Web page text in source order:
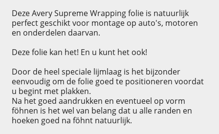
Deze Avery Supreme Wrapping folie is natuurlijk
perfect geschikt voor montage op auto's, motoren
en onderdelen daarvan.
Deze folie kan het! En u kunt het ook!
Door de heel speciale lijmlaag is het bijzonder
eenvoudig om de folie goed te positioneren voordat
u begint met plakken.
Na het goed aandrukken en eventueel op vorm
föhnen is het wel van belang dat u alle randen en
hoeken goed na föhnt natuurlijk.